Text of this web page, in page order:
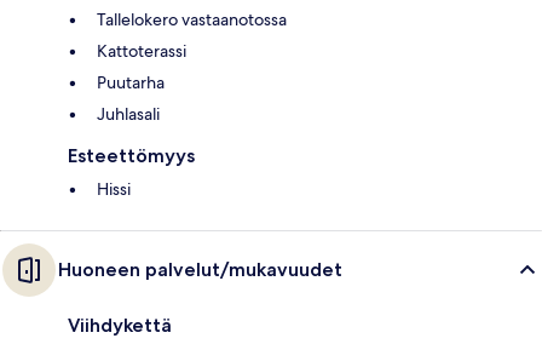
Tallelokero vastaanotossa
Kattoterassi
Puutarha
Juhlasali
Esteettömyys
Hissi
Huoneen palvelut/mukavuudet
Viihdykettä